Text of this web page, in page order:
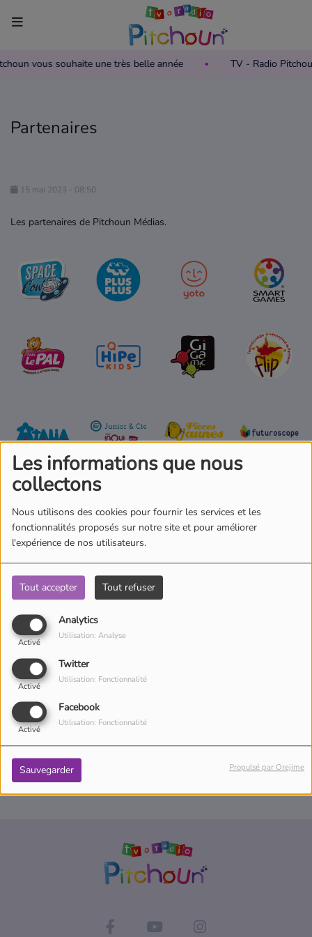
Les informations que nous
collectons
Nous utilisons des cookies pour fournir les services et les
fonctionnalités proposés sur notre site et pour améliorer
l'expérience de nos utilisateurs.
Tout accepter Tout refuser
Analytics
Activé
Utilisation: Analyse
Twitter
Activé
Utilisation: Fonctionnalité
Facebook
Activé
Utilisation: Fonctionnalité
Sauvegarder Propulsé par Orejime
vous souhaite une très belle année TV - Radio
Accueil
Grille des programmes Radio
Podcasts
Pitchoun Rédac
Qui sommes-nous ?
Contact
Partenaires
15 mai 2023 - 08:50
Les partenaires de Pitchoun Médias.
Commentaires(0)
Connectez-vous pour commenter cet article
SE CONNECTER